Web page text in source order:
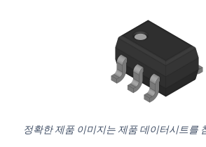
정확한 제품 이미지는 제품 데이터시트를